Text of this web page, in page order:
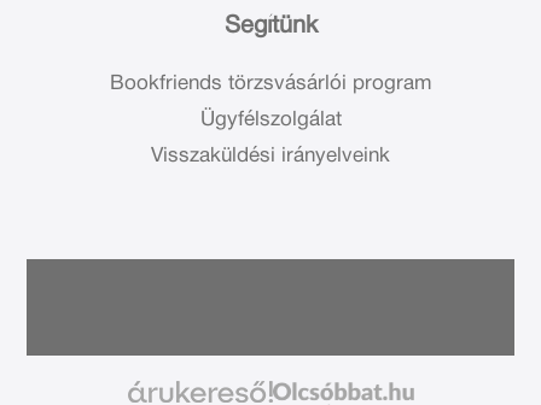
Segítünk
Bookfriends törzsvásárlói program
Ügyfélszolgálat
Visszaküldési irányelveink